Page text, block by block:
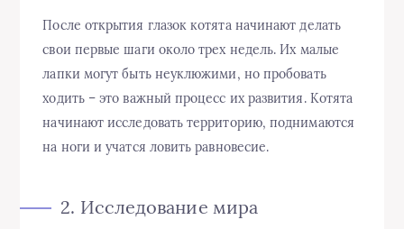
После открытия глазок котята начинают делать
свои первые шаги около трех недель. Их малые
лапки могут быть неуклюжими, но пробовать
ходить – это важный процесс их развития. Котята
начинают исследовать территорию, поднимаются
на ноги и учатся ловить равновесие.
2. Исследование мира